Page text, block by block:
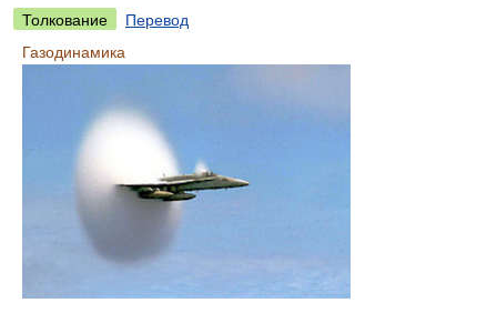
Толкование
Перевод
Газодинамика